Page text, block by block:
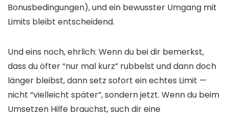
Bonusbedingungen), und ein bewusster Umgang mit
Limits bleibt entscheidend.
Und eins noch, ehrlich: Wenn du bei dir bemerkst,
dass du öfter “nur mal kurz” rubbelst und dann doch
länger bleibst, dann setz sofort ein echtes Limit —
nicht “vielleicht später”, sondern jetzt. Wenn du beim
Umsetzen Hilfe brauchst, such dir eine